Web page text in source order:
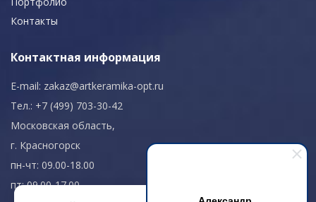
Контакты
Контактная информация
E-mail: zakaz@artkeramika-opt.ru
Тел.: +7 (499) 703-30-42
Московская область,
г. Красногорск
пн-чт: 09.00-18.00
пт: 09.00-17.00